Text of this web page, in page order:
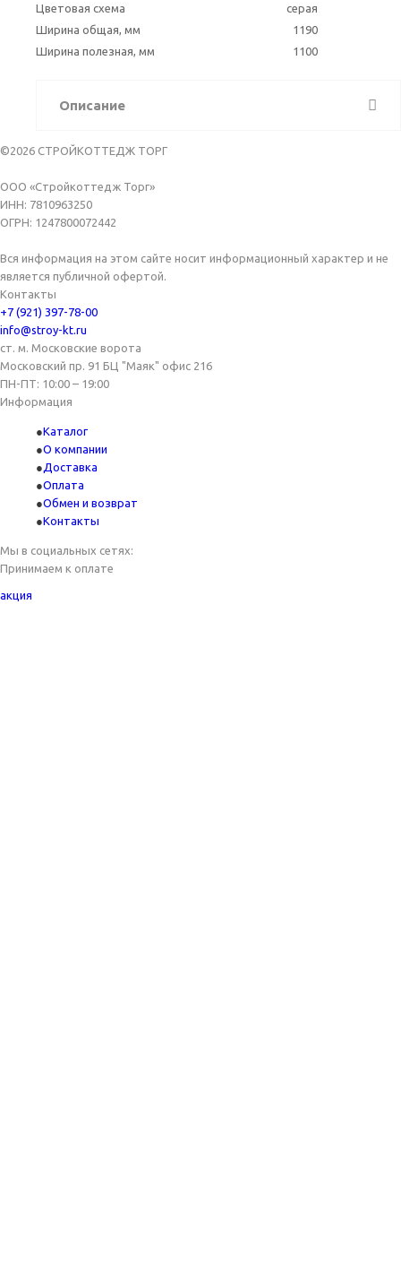
Цветовая схема
серая
Ширина общая, мм
1190
Ширина полезная, мм
1100
Описание
©2026 СТРОЙКОТТЕДЖ ТОРГ
ООО «Стройкоттедж Торг»
ИНН: 7810963250
ОГРН: 1247800072442
Вся информация на этом сайте носит информационный характер и не
является публичной офертой.
Контакты
+7 (921) 397-78-00
info@stroy-kt.ru
ст. м. Московские ворота
Московский пр. 91 БЦ "Маяк" офис 216
ПН-ПТ: 10:00 – 19:00
Информация
Каталог
О компании
Доставка
Оплата
Обмен и возврат
Контакты
Мы в социальных сетях:
Принимаем к оплате
акция